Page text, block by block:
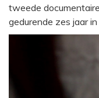
tweede
gedurende zes jaar